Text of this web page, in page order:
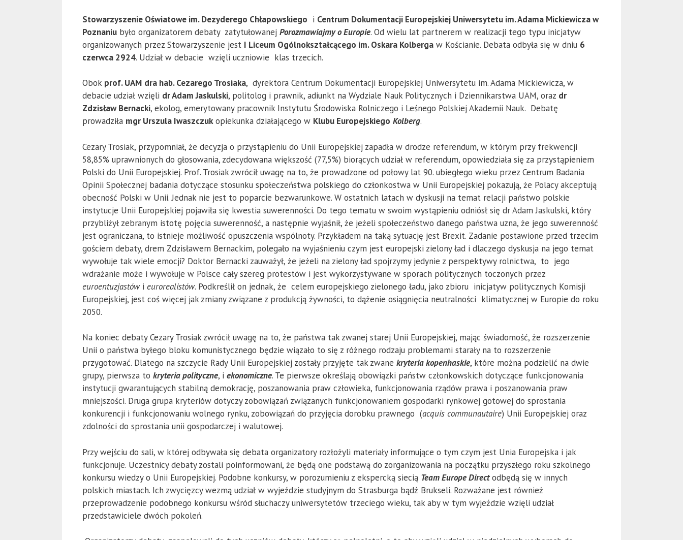
Stowarzyszenie Oświatowe im. Dezyderego Chłapowskiego i Centrum Dokumentacji Europejskiej Uniwersytetu im. Adama Mickiewicza w
Poznaniu było organizatorem debaty zatytułowanej Porozmawiajmy o Europie. Od wielu lat partnerem w realizacji tego typu inicjatyw
organizowanych przez Stowarzyszenie jest I Liceum Ogólnokształcącego im. Oskara Kolberga w Kościanie. Debata odbyła się w dniu 6
czerwca 2924. Udział w debacie wzięli uczniowie klas trzecich.
Obok prof. UAM dra hab. Cezarego Trosiaka, dyrektora Centrum Dokumentacji Europejskiej Uniwersytetu im. Adama Mickiewicza, w
debacie udział wzięli dr Adam Jaskulski, politolog i prawnik, adiunkt na Wydziale Nauk Politycznych i Dziennikarstwa UAM, oraz dr
Zdzisław Bernacki, ekolog, emerytowany pracownik Instytutu Środowiska Rolniczego i Leśnego Polskiej Akademii Nauk. Debatę
prowadziła mgr Urszula Iwaszczukopiekunka działającego w Klubu Europejskiego Kolberg.
Cezary Trosiak, przypomniał, że decyzja o przystąpieniu do Unii Europejskiej zapadła w drodze referendum, w którym przy frekwencji
58,85% uprawnionych do głosowania, zdecydowana większość (77,5%) biorących udział w referendum, opowiedziała się za przystąpieniem
Polski do Unii Europejskiej. Prof. Trosiak zwrócił uwagę na to, że prowadzone od połowy lat 90. ubiegłego wieku przez Centrum Badania
Opinii Społecznej badania dotyczące stosunku społeczeństwa polskiego do członkostwa w Unii Europejskiej pokazują, że Polacy akceptują
obecność Polski w Unii. Jednak nie jest to poparcie bezwarunkowe. W ostatnich latach w dyskusji na temat relacji państwo polskie
instytucje Unii Europejskiej pojawiła się kwestia suwerenności. Do tego tematu w swoim wystąpieniu odniósł się dr Adam Jaskulski, który
przybliżył zebranym istotę pojęcia suwerenność, a następnie wyjaśnił, że jeżeli społeczeństwo danego państwa uzna, że jego suwerenność
jest ograniczana, to istnieje możliwość opuszczenia wspólnoty. Przykładem na taką sytuację jest Brexit. Zadanie postawione przed trzecim
gościem debaty, drem Zdzisławem Bernackim, polegało na wyjaśnieniu czym jest europejski zielony ład i dlaczego dyskusja na jego temat
wywołuje tak wiele emocji? Doktor Bernacki zauważył, że jeżeli na zielony ład spojrzymy jedynie z perspektywy rolnictwa, to jego
wdrażanie może i wywołuje w Polsce cały szereg protestów i jest wykorzystywane w sporach politycznych toczonych przez
euroentuzjastówi eurorealistów. Podkreślił on jednak, że celem europejskiego zielonego ładu, jako zbioru inicjatyw politycznych Komisji
Europejskiej, jest coś więcej jak zmiany związane z produkcją żywności, to dążenie osiągnięcia neutralności klimatycznej w Europie do roku
2050.
Na koniec debaty Cezary Trosiak zwrócił uwagę na to, że państwa tak zwanej starej Unii Europejskiej, mając świadomość, że rozszerzenie
Unii o państwa byłego bloku komunistycznego będzie wiązało to się z różnego rodzaju problemami starały na to rozszerzenie
przygotować. Dlatego na szczycie Rady Unii Europejskiej zostały przyjęte tak zwane kryteria kopenhaskie, które można podzielić na dwie
grupy, pierwsza to kryteria polityczne, i ekonomiczne. Te pierwsze określają obowiązki państw członkowskich dotyczące funkcjonowania
instytucji gwarantujących stabilną demokrację, poszanowania praw człowieka, funkcjonowania rządów prawa i poszanowania praw
mniejszości. Druga grupa kryteriów dotyczy zobowiązań związanych funkcjonowaniem gospodarki rynkowej gotowej do sprostania
konkurencji i funkcjonowaniu wolnego rynku, zobowiązań do przyjęcia dorobku prawnego (acquis communautaire) Unii Europejskiej oraz
zdolności do sprostania unii gospodarczej i walutowej.
Przy wejściu do sali, w której odbywała się debata organizatory rozłożyli materiały informujące o tym czym jest Unia Europejska i jak
funkcjonuje. Uczestnicy debaty zostali poinformowani, że będą one podstawą do zorganizowania na początku przyszłego roku szkolnego
konkursu wiedzy o Unii Europejskiej. Podobne konkursy, w porozumieniu z ekspercką siecią Team Europe Directodbędą się w innych
polskich miastach. Ich zwycięzcy wezmą udział w wyjeździe studyjnym do Strasburga bądź Brukseli. Rozważane jest również
przeprowadzenie podobnego konkursu wśród słuchaczy uniwersytetów trzeciego wieku, tak aby w tym wyjeździe wzięli udział
przedstawiciele dwóch pokoleń.